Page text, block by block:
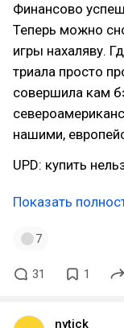
Финансово
Теперь можно
игры нахаляву.
триала просто
совершила кам
нашими,
UPD: купить
Показать
7
31 1
nytick